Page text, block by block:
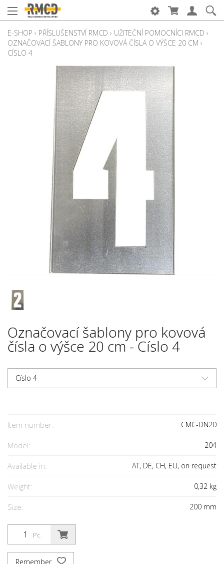
E-SHOP › PŘÍSLUŠENSTVÍ RMCD › UŽITEČNÍ POMOCNÍCI RMCD ›
OZNAČOVACÍ ŠABLONY PRO KOVOVÁ ČÍSLA O VÝŠCE 20 CM ›
CÍSLO 4
Označovací šablony pro kovová
čísla o výšce 20 cm - Císlo 4
Císlo 4
Item number: CMC-DN20
Model: 204
Available in: AT, DE, CH, EU, on request
Weight: 0,32 kg
Size: 200 mm
Pc.
Remember